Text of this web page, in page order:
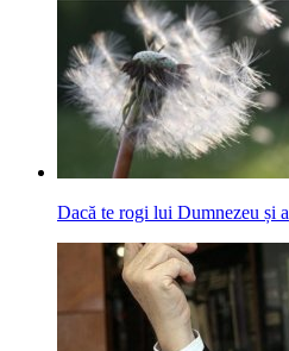
Dacă te rogi lui Dumnezeu și